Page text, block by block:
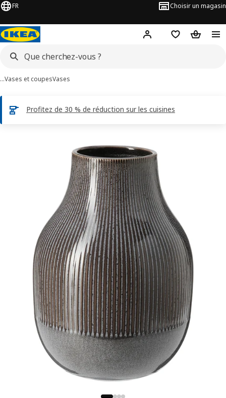
FR Choisir un magasin
Hej ! Connectez-vous
FavorisPanier
…Vases et coupesVases
Profitez de 30 % de réduction sur les cuisines